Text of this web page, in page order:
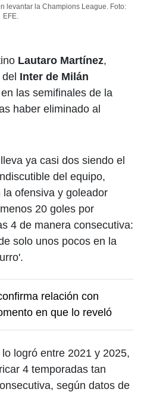
levantar la Champions League. Foto:
EFE.
Lautaro Martínez,
Inter de Milán
en las semifinales de la
haber eliminado al
ya casi dos siendo el
del equipo,
ofensiva y goleador
20 goles por
4 de manera consecutiva:
solo unos pocos en la
relación con
en que lo reveló
logró entre 2021 y 2025,
4 temporadas tan
según datos de